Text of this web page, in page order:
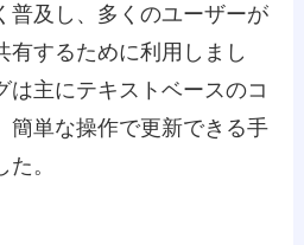
普及し、多くのユーザーが
有するために利用しまし
は主にテキストベースのコ
簡単な操作で更新できる手
。